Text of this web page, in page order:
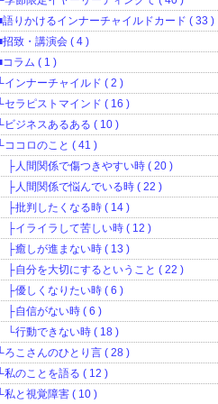
語りかけるインナーチャイルドカード ( 33 )
招致・講演会 ( 4 )
コラム ( 1 )
インナーチャイルド ( 2 )
セラピストマインド ( 16 )
ビジネスあるある ( 10 )
ココロのこと ( 41 )
人間関係で傷つきやすい時 ( 20 )
人間関係で悩んでいる時 ( 22 )
批判したくなる時 ( 14 )
イライラして苦しい時 ( 12 )
癒しが進まない時 ( 13 )
自分を大切にするということ ( 22 )
優しくなりたい時 ( 6 )
自信がない時 ( 6 )
行動できない時 ( 18 )
ろこさんのひとり言 ( 28 )
私のことを語る ( 12 )
私と視覚障害 ( 10 )